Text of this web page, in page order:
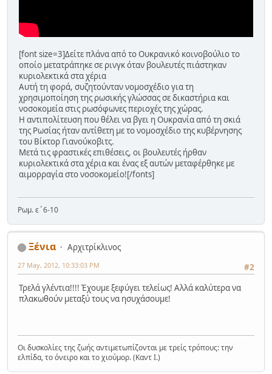
[font size=3]Δείτε πλάνα από το Ουκρανικό κοινοβούλιο το
οποίο μετατράπηκε σε ρινγκ όταν βουλευτές πιάστηκαν
κυριολεκτικά στα χέρια
Αυτή τη φορά, συζητούνταν νομοσχέδιο για τη
χρησιμοποίηση της ρωσικής γλώσσας σε δικαστήρια και
νοσοκομεία στις ρωσόφωνες περιοχές της χώρας.
Η αντιπολίτευση που θέλει να βγει η Ουκρανία από τη σκιά
της Ρωσίας ήταν αντίθετη με το νομοσχέδιο της κυβέρνησης
του Βίκτορ Γιανούκοβιτς.
Μετά τις φραστικές επιθέσεις, οι βουλευτές ήρθαν
κυριολεκτικά στα χέρια και ένας εξ αυτών μεταφέρθηκε με
αιμορραγία στο νοσοκομείο![/fonts]
Ρωμ. ε΄6-10
Ξένια
Αρχιτρίκλινος
#2
27 May, 2012, 10:33:03 PM
Τρελά γλέντια!!!! Έχουμε ξεφύγει τελείως! Αλλά καλύτερα να
πλακωθούν μεταξύ τους να ησυχάσουμε!
Οι δυσκολίες της ζωής αντιμετωπίζονται με τρείς τρόπους: την
ελπίδα, το όνειρο και το χιούμορ. (Καντ Ι.)